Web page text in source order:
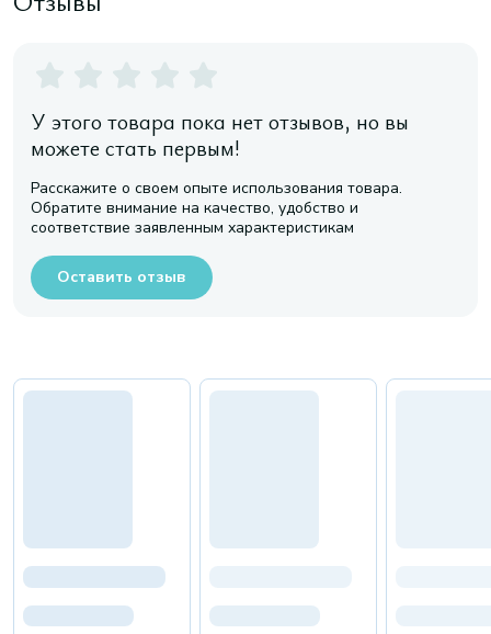
У этого товара пока нет отзывов, но вы
можете стать первым!
Расскажите о своем опыте использования товара.
Обратите внимание на качество, удобство и
соответствие заявленным характеристикам
Оставить отзыв